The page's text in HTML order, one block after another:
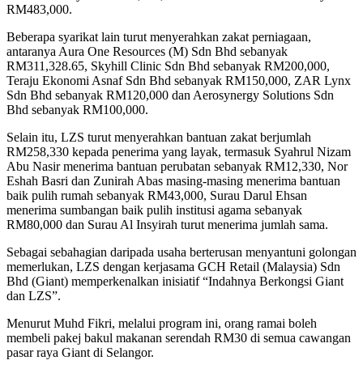
RM483,000.
Beberapa syarikat lain turut menyerahkan zakat perniagaan,
antaranya Aura One Resources (M) Sdn Bhd sebanyak
RM311,328.65, Skyhill Clinic Sdn Bhd sebanyak RM200,000,
Teraju Ekonomi Asnaf Sdn Bhd sebanyak RM150,000, ZAR Lynx
Sdn Bhd sebanyak RM120,000 dan Aerosynergy Solutions Sdn
Bhd sebanyak RM100,000.
Selain itu, LZS turut menyerahkan bantuan zakat berjumlah
RM258,330 kepada penerima yang layak, termasuk Syahrul Nizam
Abu Nasir menerima bantuan perubatan sebanyak RM12,330, Nor
Eshah Basri dan Zunirah Abas masing-masing menerima bantuan
baik pulih rumah sebanyak RM43,000, Surau Darul Ehsan
menerima sumbangan baik pulih institusi agama sebanyak
RM80,000 dan Surau Al Insyirah turut menerima jumlah sama.
Sebagai sebahagian daripada usaha berterusan menyantuni golongan
memerlukan, LZS dengan kerjasama GCH Retail (Malaysia) Sdn
Bhd (Giant) memperkenalkan inisiatif “Indahnya Berkongsi Giant
dan LZS”.
Menurut Muhd Fikri, melalui program ini, orang ramai boleh
membeli pakej bakul makanan serendah RM30 di semua cawangan
pasar raya Giant di Selangor.